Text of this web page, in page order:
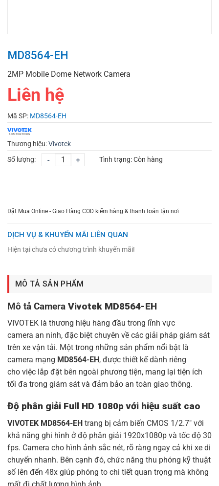
MD8564-EH
2MP Mobile Dome Network Camera
Liên hệ
Mã SP: MD8564-EH
Thương hiệu:Vivotek
Số lượng:
- + Tình trạng:Còn hàng
Đặt Mua Online - Giao Hàng COD kiểm hàng & thanh toán tận nơi
DỊCH VỤ & KHUYẾN MÃI LIÊN QUAN
Hiện tại chưa có chương trình khuyến mãi!
MÔ TẢ SẢN PHẨM
Mô tả Camera Vivotek MD8564-EH
VIVOTEK là thương hiệu hàng đầu trong lĩnh vực
camera an ninh, đặc biệt chuyên về các giải pháp giám sát
trên xe vận tải. Một trong những sản phẩm nổi bật là
camera mạng MD8564-EH , được thiết kế dành riêng
cho việc lắp đặt bên ngoài phương tiện, mang lại tiện ích
tối đa trong giám sát và đảm bảo an toàn giao thông.
Độ phân giải Full HD 1080p với hiệu suất cao
VIVOTEK MD8564-EH trang bị cảm biến CMOS 1/2.7″ với
khả năng ghi hình ở độ phân giải 1920x1080p và tốc độ 30
fps. Camera cho hình ảnh sắc nét, rõ ràng ngay cả khi xe di
chuyển nhanh. Bên cạnh đó, chức năng thu phóng kỹ thuật
số lên đến 48x giúp phóng to chi tiết quan trọng mà không